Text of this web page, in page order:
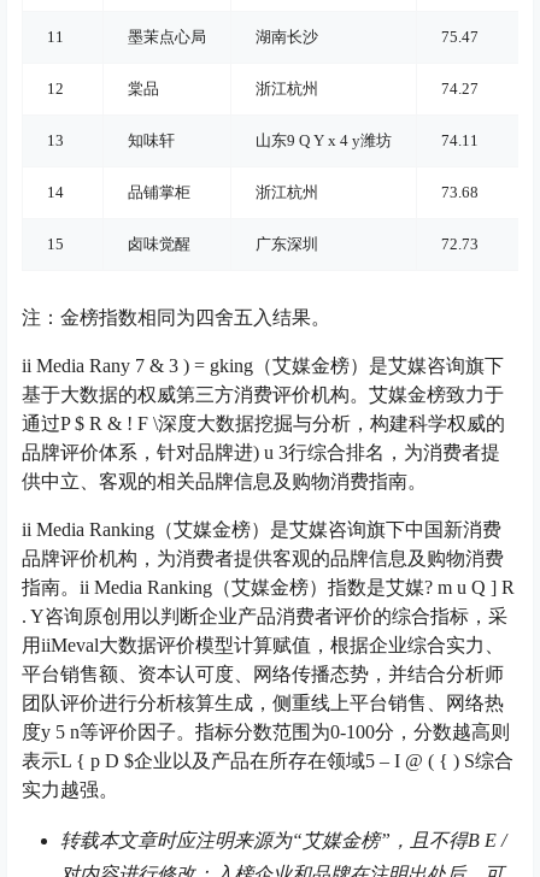
11 墨茉点心局 湖南长沙 75.47
12 棠品 浙江杭州 74.27
13 知味轩 山东9 Q Y x 4 y潍坊 74.11
14 品铺掌柜 浙江杭州 73.68
15 卤味觉醒 广东深圳 72.73
注：金榜指数相同为四舍五入结果。
ii Media Rany 7 & 3 ) = gking（艾媒金榜）是艾媒咨询旗下
基于大数据的权威第三方消费评价机构。艾媒金榜致力于
通过P $ R & ! F \深度大数据挖掘与分析，构建科学权威的
品牌评价体系，针对品牌进) u 3行综合排名，为消费者提
供中立、客观的相关品牌信息及购物消费指南。
ii Media Ranking（艾媒金榜）是艾媒咨询旗下中国新消费
品牌评价机构，为消费者提供客观的品牌信息及购物消费
指南。ii Media Ranking（艾媒金榜）指数是艾媒? m u Q ] R
. Y咨询原创用以判断企业产品消费者评价的综合指标，采
用iiMeval大数据评价模型计算赋值，根据企业综合实力、
平台销售额、资本认可度、网络传播态势，并结合分析师
团队评价进行分析核算生成，侧重线上平台销售、网络热
度y 5 n等评价因子。指标分数范围为0-100分，分数越高则
表示L { p D $企业以及产品在所存在领域5 – I @ ( { ) S综合
实力越强。
转载本文章时应注明来源为“艾媒金榜”，且不得B E /